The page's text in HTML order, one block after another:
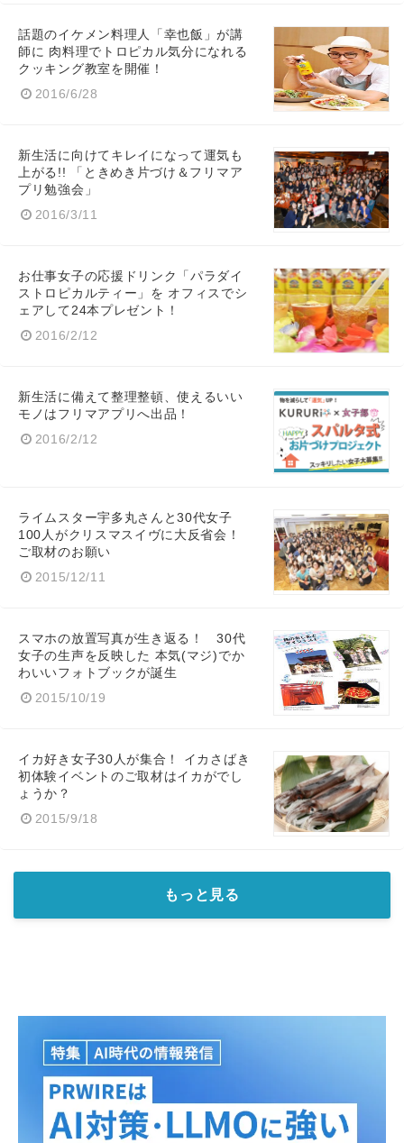
話題のイケメン料理人「幸也飯」が講
師に 肉料理でトロピカル気分になれる
クッキング教室を開催！
2016/6/28
新生活に向けてキレイになって運気も
上がる!! 「ときめき片づけ＆フリマア
プリ勉強会」
2016/3/11
お仕事女子の応援ドリンク「パラダイ
ストロピカルティー」を オフィスでシ
ェアして24本プレゼント！
2016/2/12
新生活に備えて整理整頓、使えるいい
モノはフリマアプリへ出品！
2016/2/12
ライムスター宇多丸さんと30代女子
100人がクリスマスイヴに大反省会！
ご取材のお願い
2015/12/11
スマホの放置写真が生き返る！ 30代
女子の生声を反映した 本気(マジ)でか
わいいフォトブックが誕生
2015/10/19
イカ好き女子30人が集合！ イカさばき
初体験イベントのご取材はイカがでし
ょうか？
2015/9/18
もっと見る